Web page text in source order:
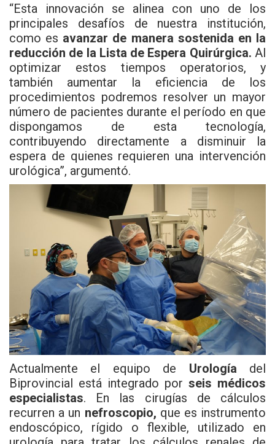
“Esta innovación se alinea con uno de los
principales desafíos de nuestra institución,
como es avanzar de manera sostenida en la
reducción de la Lista de Espera Quirúrgica. Al
optimizar estos tiempos operatorios, y
también aumentar la eficiencia de los
procedimientos podremos resolver un mayor
número de pacientes durante el período en que
dispongamos de esta tecnología,
contribuyendo directamente a disminuir la
espera de quienes requieren una intervención
urológica”, argumentó.
Actualmente el equipo de Urología del
Biprovincial está integrado por seis médicos
especialistas. En las cirugías de cálculos
recurren a un nefroscopio, que es instrumento
endoscópico, rígido o flexible, utilizado en